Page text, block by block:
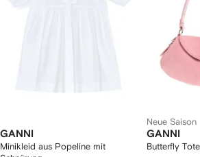
GANNI
Minikleid aus Popeline mit
Neue Saison
GANNI
Butterfly